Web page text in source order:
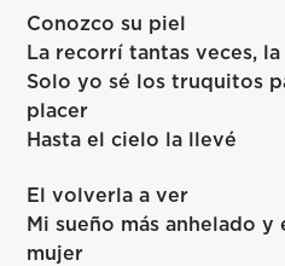
Conozco su piel
La recorrí tantas veces,
Solo yo sé los truquitos
placer
Hasta el cielo la llevé
El volverla a ver
Mi sueño más anhelado
mujer